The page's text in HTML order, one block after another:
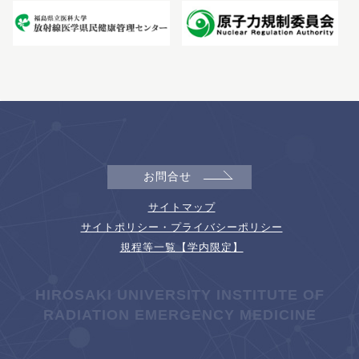
お問合せ
サイトマップ
サイトポリシー・プライバシーポリシー
規程等一覧【学内限定】
HIROSAKI UNIVERSITY INSTITUTE OF
RADIATION EMERGENCY MEDICINE